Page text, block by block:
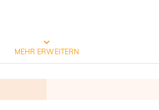
der Schmuckherstellung
MEHR ERWEITERN